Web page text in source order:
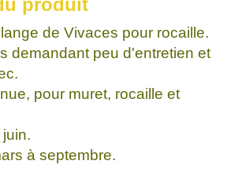
de Vivaces pour rocaille.
demandant peu d'entretien et
pour muret, rocaille et
à septembre.